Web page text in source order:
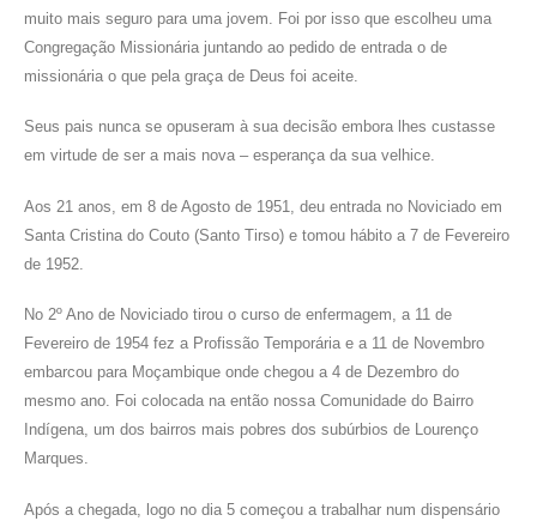
muito mais seguro para uma jovem. Foi por isso que escolheu uma
Congregação Missionária juntando ao pedido de entrada o de
missionária o que pela graça de Deus foi aceite.
Seus pais nunca se opuseram à sua decisão embora lhes custasse
em virtude de ser a mais nova – esperança da sua velhice.
Aos 21 anos, em 8 de Agosto de 1951, deu entrada no Noviciado em
Santa Cristina do Couto (Santo Tirso) e tomou hábito a 7 de Fevereiro
de 1952.
No 2º Ano de Noviciado tirou o curso de enfermagem, a 11 de
Fevereiro de 1954 fez a Profissão Temporária e a 11 de Novembro
embarcou para Moçambique onde chegou a 4 de Dezembro do
mesmo ano. Foi colocada na então nossa Comunidade do Bairro
Indígena, um dos bairros mais pobres dos subúrbios de Lourenço
Marques.
Após a chegada, logo no dia 5 começou a trabalhar num dispensário